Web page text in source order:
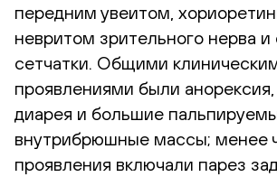
передним увеитом,
невритом зрительного нерва и
сетчатки. Общими
проявлениями были анорексия,
диарея и большие
внутрибрюшные массы; менее
проявления включали парез